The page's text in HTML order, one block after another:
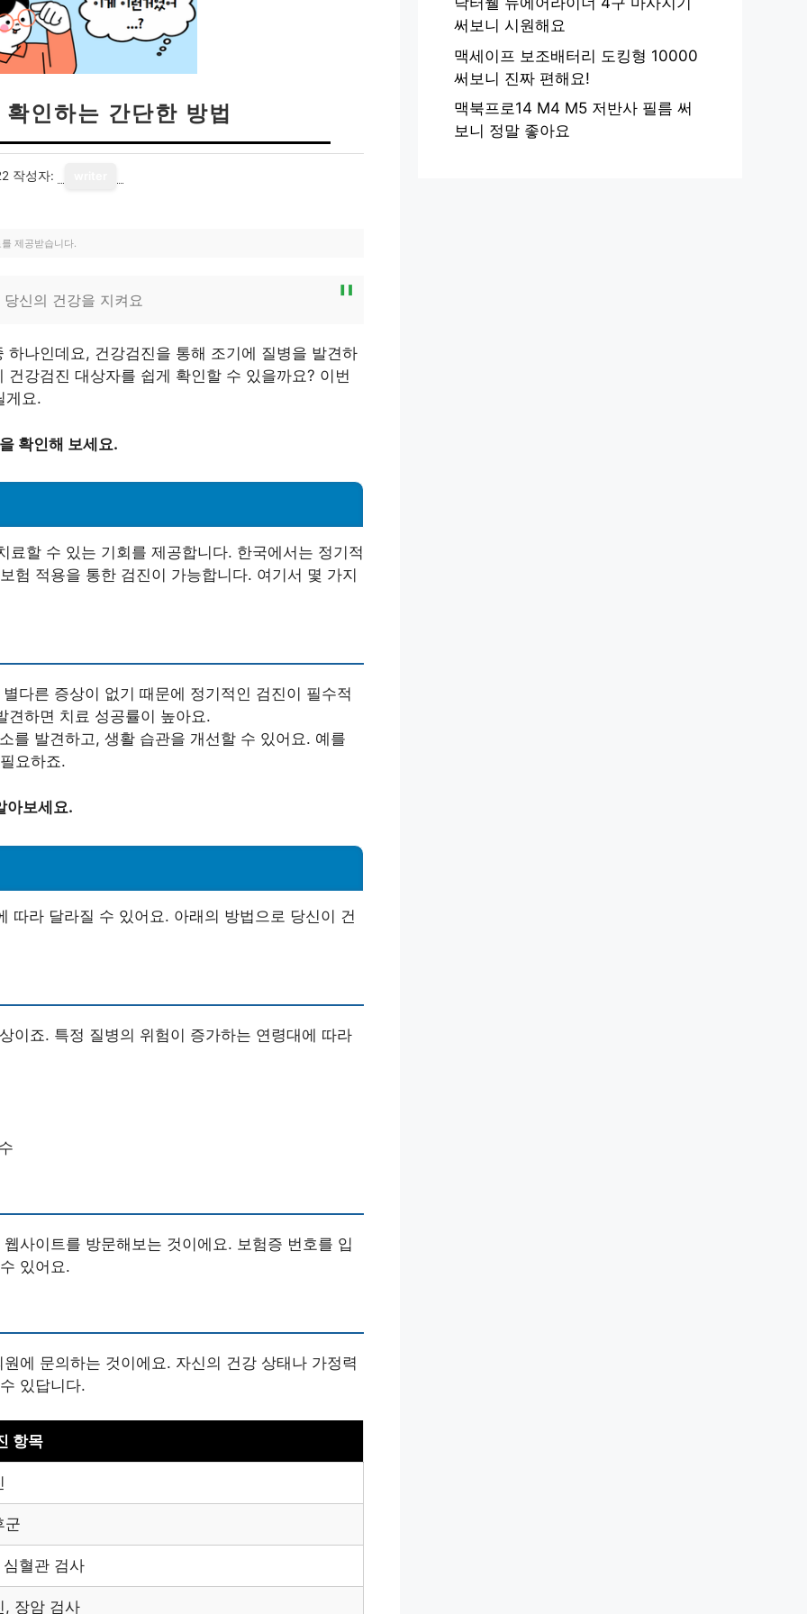
인하는 간단한 방법
작성자:
제공받습니다.
신의 건강을 지켜요
나인데요, 건강검진을 통해 조기에 질병을 발견하
강검진 대상자를 쉽게 확인할 수 있을까요? 이번
게요.
확인해 보세요.
할 수 있는 기회를 제공합니다. 한국에서는 정기적
험 적용을 통한 검진이 가능합니다. 여기서 몇 가지
다른 증상이 없기 때문에 정기적인 검진이 필수적
견하면 치료 성공률이 높아요.
를 발견하고, 생활 습관을 개선할 수 있어요. 예를
요하죠.
아보세요.
따라 달라질 수 있어요. 아래의 방법으로 당신이 건
이죠. 특정 질병의 위험이 증가하는 연령대에 따라
사이트를 방문해보는 것이에요. 보험증 번호를 입
있어요.
에 문의하는 것이에요. 자신의 건강 상태나 가정력
있답니다.
항목
군
혈관 검사
, 장암 검사
써보니 시원해요
맥세이프 보조배터리 도킹형 10000
써보니 진짜 편해요!
맥북프로14 M4 M5 저반사 필름 써
보니 정말 좋아요